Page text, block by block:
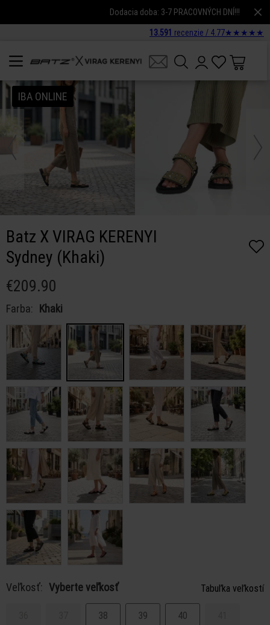
Dodacia doba: 3-7 PRACOVNÝCH DNÍ!!!
13.591 recenzie / 4.77★ ★ ★ ★ ★
IBA ONLINE
Batz X VIRAG KERENYI
Sydney (Khaki)
€209.90
Farba: Khaki
Veľkosť: Vyberte veľkosť Tabuľka veľkostí
38 39 40